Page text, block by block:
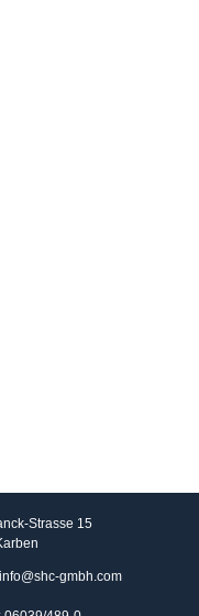
Strasse 15
gmbh.com